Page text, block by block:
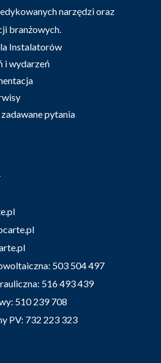
narzędzi oraz
branżowych.
Instalatorów
i wydarzeń
pytania
503 504 497
516 493 439
510 239 708
PV: 732 223 323